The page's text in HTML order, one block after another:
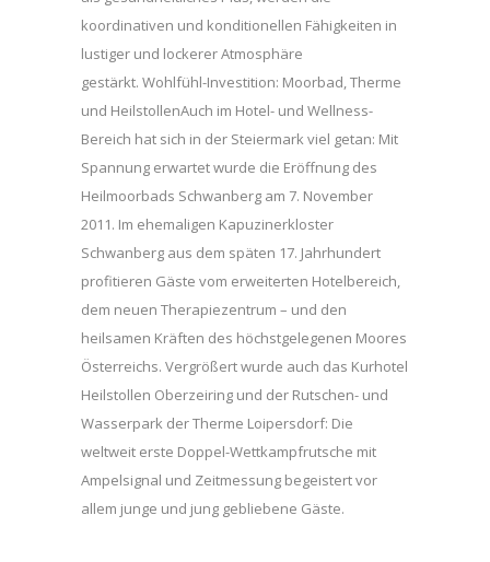
koordinativen und konditionellen Fähigkeiten in
lustiger und lockerer Atmosphäre
gestärkt. Wohlfühl-Investition: Moorbad, Therme
und HeilstollenAuch im Hotel- und Wellness-
Bereich hat sich in der Steiermark viel getan: Mit
Spannung erwartet wurde die Eröffnung des
Heilmoorbads Schwanberg am 7. November
2011. Im ehemaligen Kapuzinerkloster
Schwanberg aus dem späten 17. Jahrhundert
profitieren Gäste vom erweiterten Hotelbereich,
dem neuen Therapiezentrum – und den
heilsamen Kräften des höchstgelegenen Moores
Österreichs. Vergrößert wurde auch das Kurhotel
Heilstollen Oberzeiring und der Rutschen- und
Wasserpark der Therme Loipersdorf: Die
weltweit erste Doppel-Wettkampfrutsche mit
Ampelsignal und Zeitmessung begeistert vor
allem junge und jung gebliebene Gäste.